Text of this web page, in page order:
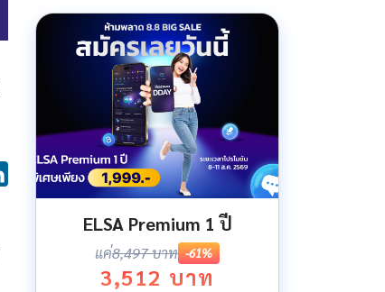
ELSA Premium 1 ปี
แค่8,497 บาท -61%
3,512 บาท